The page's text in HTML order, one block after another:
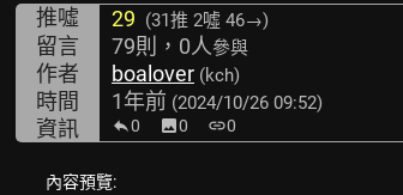
推噓
29 (31推 2噓 46→)
留言 79則，0人參與
作者 boalover (kch)
時間 1年前 (2024/10/26 09:52)
資訊 0 image0 link0
內容預覽: